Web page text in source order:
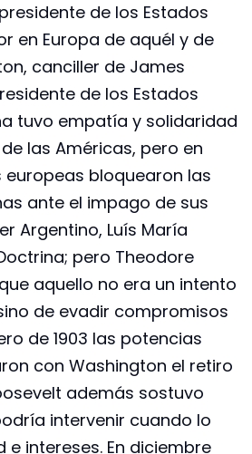
de los Estados
en Europa de aquél y de
canciller de James
de los Estados
tuvo empatía y solidaridad
las Américas, pero en
europeas bloquearon las
ante el impago de sus
Argentino, Luís María
pero Theodore
aquello no era un intento
de evadir compromisos
de 1903 las potencias
con Washington el retiro
además sostuvo
intervenir cuando lo
e intereses. En diciembre